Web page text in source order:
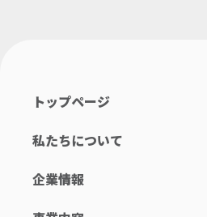
トップページ
私たちについて
企業情報